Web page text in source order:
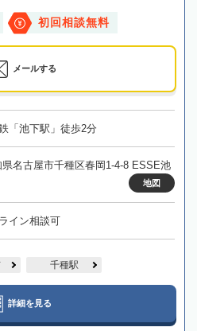
初回相談無料
メールする
「池下駅」徒歩2分
名古屋市千種区春岡1-4-8 ESSE池
地図
イン相談可
千種駅
詳細を見る